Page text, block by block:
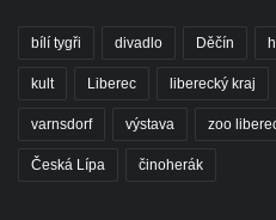
bílí tygři divadlo Děčín
kult Liberec liberecký kraj
varnsdorf výstava zoo
Česká Lípa činoherák